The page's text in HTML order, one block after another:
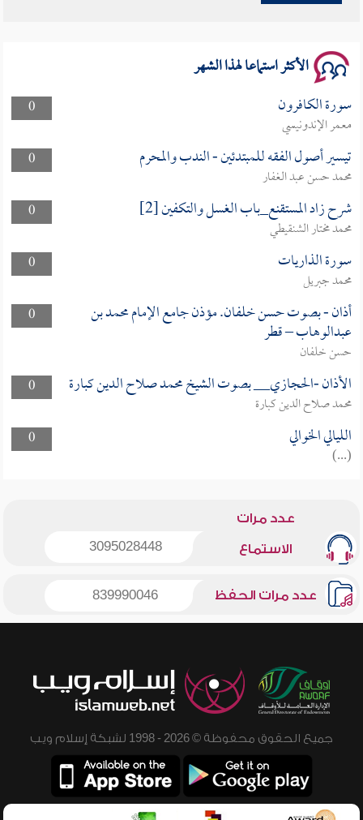
سلسلة محاضرات نفحات رمضانية 1444هـ
الأكثر استماعا لهذا الشهر
0 سورة الكافرون
معمر الإندونيسي
0
تيسير أصول الفقه للمبتدئين - الندب والمحرم
محمد حسن عبد الغفار
0
شرح زاد المستقنع_باب الغسل والتكفين [2]
محمد مختار الشنقيطي
0
سورة الذاريات
محمد جبريل
0
أذان - بصوت حسن خلفان. مؤذن جامع الإمام محمد بن
عبدالوهاب – قطر
حسن خلفان
0
الأذان -الحجازي__ بصوت الشيخ محمد صلاح الدين كبارة
محمد صلاح الدين كبارة
0
الليالي الخوالي
(...)
عدد مرات
الاستماع 3095028448
عدد مرات الحفظ 839990046
جميع الحقوق محفوظة © 2026 - 1998 لشبكة إسلام ويب